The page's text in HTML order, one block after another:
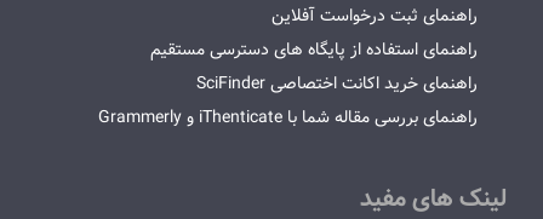
راهنمای ثبت درخواست آفلاین
راهنمای استفاده از پایگاه های دسترسی مستقیم
راهنمای خرید اکانت اختصاصی SciFinder
راهنمای بررسی مقاله شما با iThenticate و Grammerly
لینک های مفید